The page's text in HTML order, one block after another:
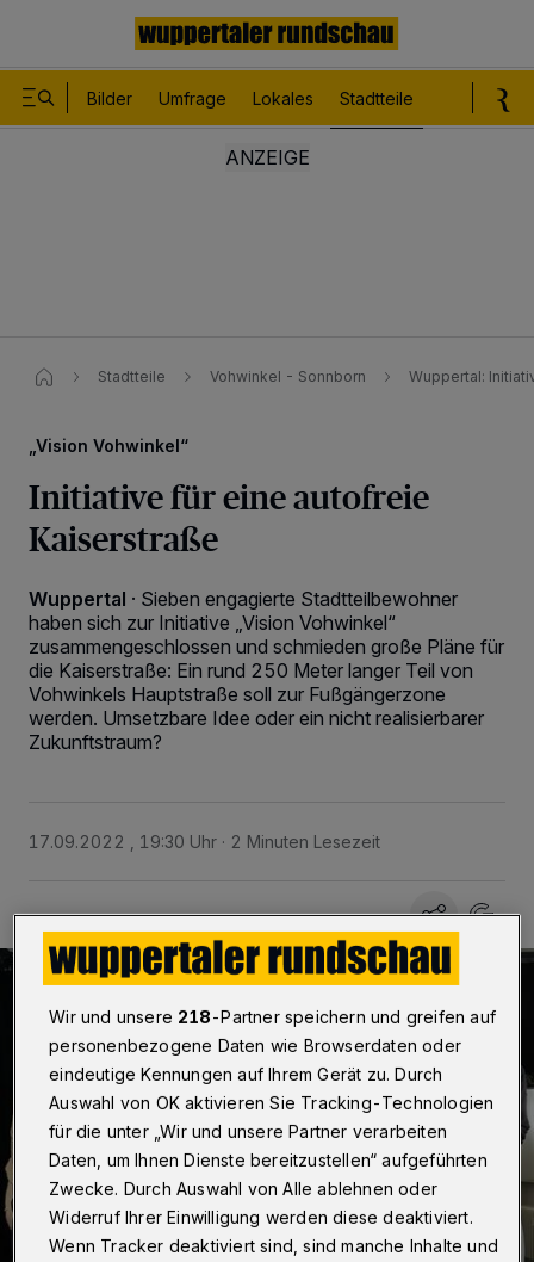
Bilder Umfrage Lokales Stadtteile
Stadtteile Vohwinkel - Sonnborn Wuppertal:
„Vision Vohwinkel“
Initiative für eine autofreie
Kaiserstraße
Wuppertal · Sieben engagierte Stadtteilbewohner
haben sich zur Initiative „Vision Vohwinkel“
zusammengeschlossen und schmieden große Pläne für
die Kaiserstraße: Ein rund 250 Meter langer Teil von
Vohwinkels Hauptstraße soll zur Fußgängerzone
werden. Umsetzbare Idee oder ein nicht realisierbarer
Zukunftstraum?
17.09.2022 , 19:30 Uhr 2 Minuten Lesezeit
Wir und unsere 218-Partner speichern und greifen auf
personenbezogene Daten wie Browserdaten oder
eindeutige Kennungen auf Ihrem Gerät zu. Durch
Auswahl von OK aktivieren Sie Tracking-Technologien
für die unter „Wir und unsere Partner verarbeiten
Daten, um Ihnen Dienste bereitzustellen“ aufgeführten
Zwecke. Durch Auswahl von Alle ablehnen oder
Widerruf Ihrer Einwilligung werden diese deaktiviert.
Wenn Tracker deaktiviert sind, sind manche Inhalte und